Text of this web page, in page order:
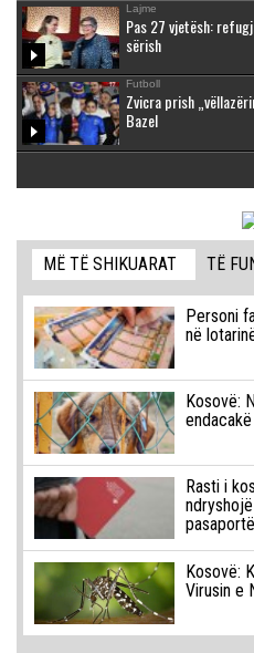
Lajme
Pas 27 vjetësh:
sërish
Futboll
Zvicra prish
Bazel
MË TË SHIKUARAT TË
Personi
në
Kosovë:
endacakë
Rasti i
Kosovë:
Virusin e